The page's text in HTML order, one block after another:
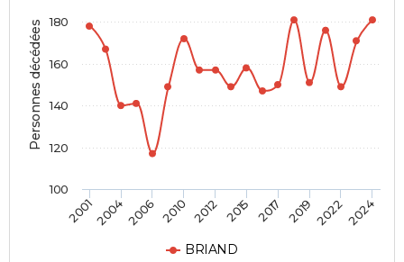
Personnes décédées
BRIAND
200120042006 2010 2012 2015 2017 2019 20222024
100
120
140
160
180